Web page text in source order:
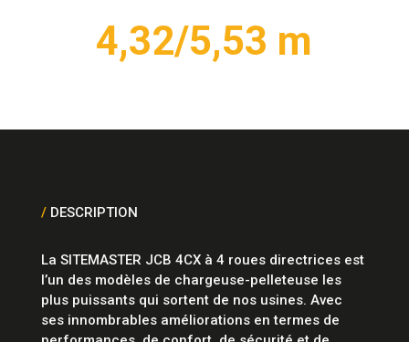
4,32/5,53 m
/DESCRIPTION
La SITEMASTER JCB 4CX à 4 roues directrices est
l’un des modèles de chargeuse-pelleteuse les
plus puissants qui sortent de nos usines. Avec
ses innombrables améliorations en termes de